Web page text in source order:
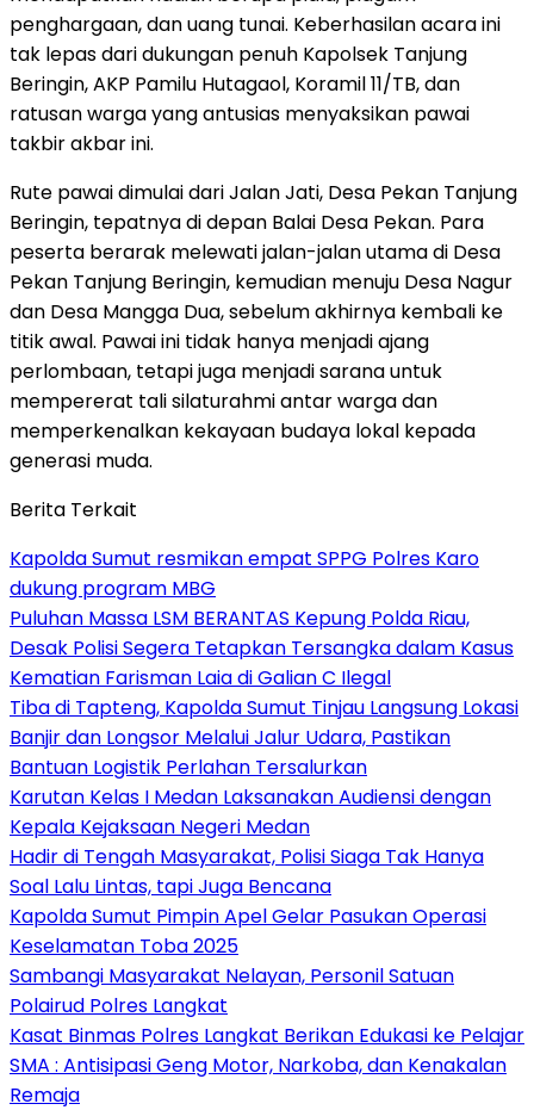
penghargaan, dan uang tunai. Keberhasilan acara ini
tak lepas dari dukungan penuh Kapolsek Tanjung
Beringin, AKP Pamilu Hutagaol, Koramil 11/TB, dan
ratusan warga yang antusias menyaksikan pawai
takbir akbar ini.
Rute pawai dimulai dari Jalan Jati, Desa Pekan Tanjung
Beringin, tepatnya di depan Balai Desa Pekan. Para
peserta berarak melewati jalan-jalan utama di Desa
Pekan Tanjung Beringin, kemudian menuju Desa Nagur
dan Desa Mangga Dua, sebelum akhirnya kembali ke
titik awal. Pawai ini tidak hanya menjadi ajang
perlombaan, tetapi juga menjadi sarana untuk
mempererat tali silaturahmi antar warga dan
memperkenalkan kekayaan budaya lokal kepada
generasi muda.
Berita Terkait
Kapolda Sumut resmikan empat SPPG Polres Karo
dukung program MBG
Puluhan Massa LSM BERANTAS Kepung Polda Riau,
Desak Polisi Segera Tetapkan Tersangka dalam Kasus
Kematian Farisman Laia di Galian C Ilegal
Tiba di Tapteng, Kapolda Sumut Tinjau Langsung Lokasi
Banjir dan Longsor Melalui Jalur Udara, Pastikan
Bantuan Logistik Perlahan Tersalurkan
Karutan Kelas I Medan Laksanakan Audiensi dengan
Kepala Kejaksaan Negeri Medan
Hadir di Tengah Masyarakat, Polisi Siaga Tak Hanya
Soal Lalu Lintas, tapi Juga Bencana
Kapolda Sumut Pimpin Apel Gelar Pasukan Operasi
Keselamatan Toba 2025
Sambangi Masyarakat Nelayan, Personil Satuan
Polairud Polres Langkat
Kasat Binmas Polres Langkat Berikan Edukasi ke Pelajar
SMA : Antisipasi Geng Motor, Narkoba, dan Kenakalan
Remaja